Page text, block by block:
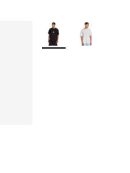
Weitere Farben